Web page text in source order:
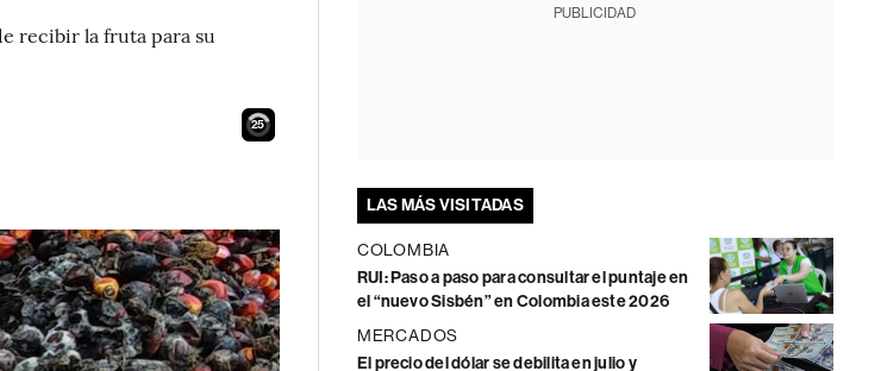
recibir la fruta para su
24
PUBLICIDAD
LAS MÁS VISITADAS
COLOMBIA
RUI: Paso a paso para consultar el puntaje en
el “nuevo Sisbén” en Colombia este 2026
MERCADOS
El precio del dólar se debilita en julio y